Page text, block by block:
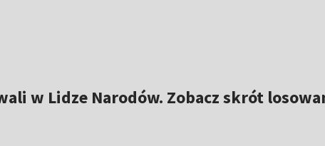
w Lidze Narodów. Zobacz skrót